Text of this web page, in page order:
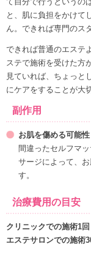
と、肌に負担をかけて
ん。できれば専門のス
できれば普通のエステ
ステで施術を受けた方
見ていれば、ちょっと
にケアをすることが大
副作用
お肌を傷める可能性
間違ったセルフマ
サージによって、
す。
治療費用の目安
クリニックでの施術1
エステサロンでの施術